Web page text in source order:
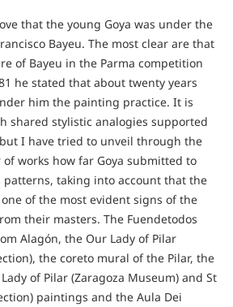
that the young Goya was under the
Bayeu. The most clear are that
of Bayeu in the Parma competition
he stated that about twenty years
him the painting practice. It is
shared stylistic analogies supported
I have tried to unveil through the
works how far Goya submitted to
patterns, taking into account that the
of the most evident signs of the
their masters. The Fuendetodos
Alagón, the Our Lady of Pilar
the coreto mural of the Pilar, the
of Pilar (Zaragoza Museum) and St
paintings and the Aula Dei